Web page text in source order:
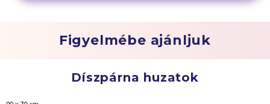
Figyelmébe ajánljuk
Díszpárna huzatok